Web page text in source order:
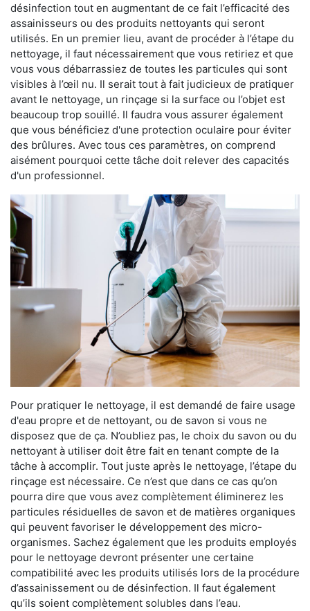
désinfection tout en augmentant de ce fait l’efficacité des
assainisseurs ou des produits nettoyants qui seront
utilisés. En un premier lieu, avant de procéder à l’étape du
nettoyage, il faut nécessairement que vous retiriez et que
vous vous débarrassiez de toutes les particules qui sont
visibles à l’œil nu. Il serait tout à fait judicieux de pratiquer
avant le nettoyage, un rinçage si la surface ou l’objet est
beaucoup trop souillé. Il faudra vous assurer également
que vous bénéficiez d'une protection oculaire pour éviter
des brûlures. Avec tous ces paramètres, on comprend
aisément pourquoi cette tâche doit relever des capacités
d'un professionnel.
Pour pratiquer le nettoyage, il est demandé de faire usage
d'eau propre et de nettoyant, ou de savon si vous ne
disposez que de ça. N’oubliez pas, le choix du savon ou du
nettoyant à utiliser doit être fait en tenant compte de la
tâche à accomplir. Tout juste après le nettoyage, l’étape du
rinçage est nécessaire. Ce n’est que dans ce cas qu’on
pourra dire que vous avez complètement éliminerez les
particules résiduelles de savon et de matières organiques
qui peuvent favoriser le développement des micro-
organismes. Sachez également que les produits employés
pour le nettoyage devront présenter une certaine
compatibilité avec les produits utilisés lors de la procédure
d’assainissement ou de désinfection. Il faut également
qu’ils soient complètement solubles dans l’eau.